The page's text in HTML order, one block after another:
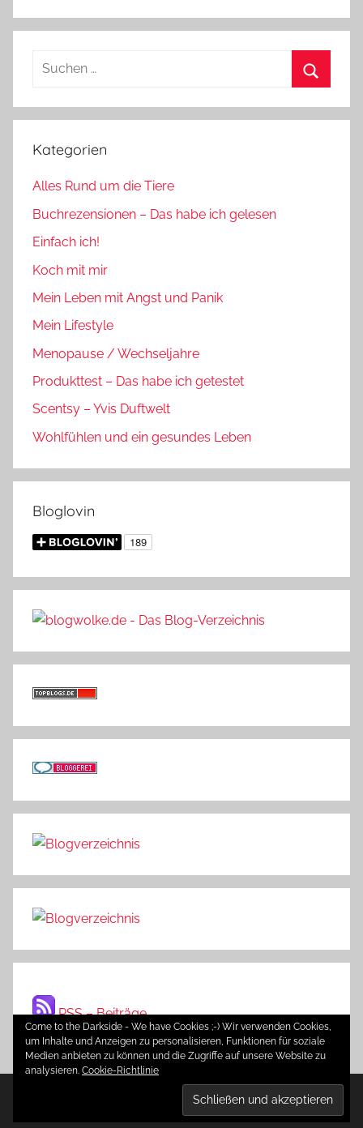
Suchen
Kategorien
Alles Rund um die Tiere
Buchrezensionen – Das habe ich gelesen
Einfach ich!
Koch mit mir
Mein Leben mit Angst und Panik
Mein Lifestyle
Menopause / Wechseljahre
Produkttest – Das habe ich getestet
Scentsy – Yvis Duftwelt
Wohlfühlen und ein gesundes Leben
Bloglovin
RSS – Beiträge
WordPress-Theme: Donovan von ThemeZee.
Come to the Darkside - We have Cookies ;-) Wir verwenden Cookies,
um Inhalte und Anzeigen zu personalisieren, Funktionen für soziale
Medien anbieten zu können und die Zugriffe auf unsere Website zu
analysieren. Cookie-Richtlinie